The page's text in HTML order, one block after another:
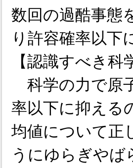
数回の過酷事態
り許容確率以下
【認識すべき科
科学の力で原
率以下に抑える
均値について正
うにゆらぎやば